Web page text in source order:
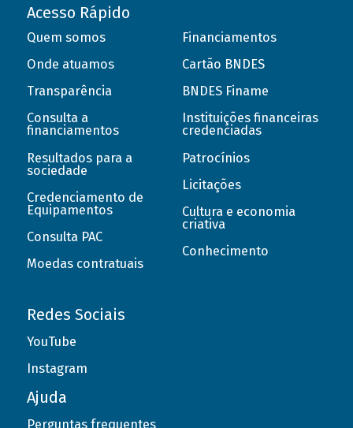
Acesso Rápido
Quem somos
Onde atuamos
Transparência
Consulta a
financiamentos
Resultados para a
sociedade
Credenciamento de
Equipamentos
Consulta PAC
Moedas contratuais
Financiamentos
Cartão BNDES
BNDES Finame
Instituições financeiras
credenciadas
Patrocínios
Licitações
Cultura e economia
criativa
Conhecimento
Redes Sociais
YouTube
Instagram
Ajuda
Perguntas frequentes